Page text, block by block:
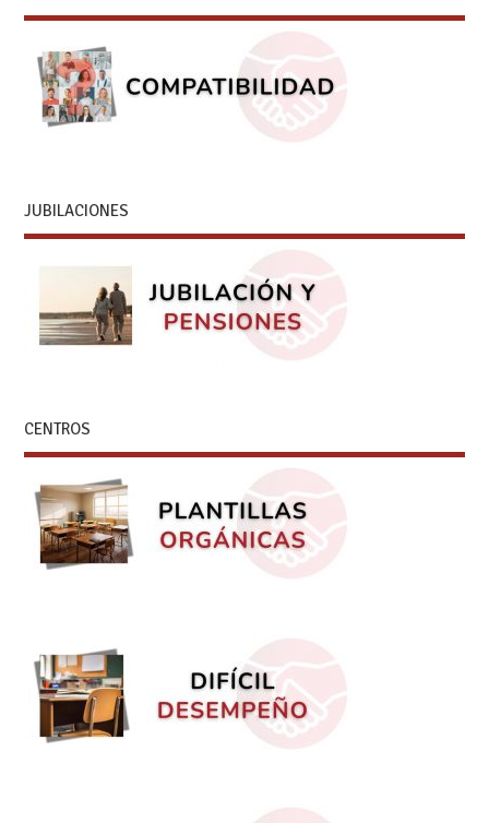
JUBILACIONES
CENTROS